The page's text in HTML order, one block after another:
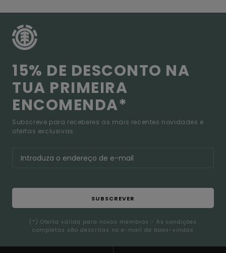
15% DE DESCONTO NA
TUA PRIMEIRA
ENCOMENDA*
Subscreve para receberes as mais recentes novidades e
ofertas exclusivas.
SUBSCREVER
(*) Oferta válida para novos membros - As condições
completas são descritas no e-mail de boas-vindas